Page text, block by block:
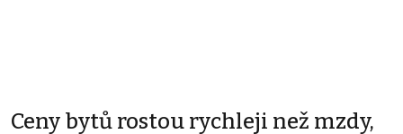
Ceny bytů rostou rychleji než mzdy,